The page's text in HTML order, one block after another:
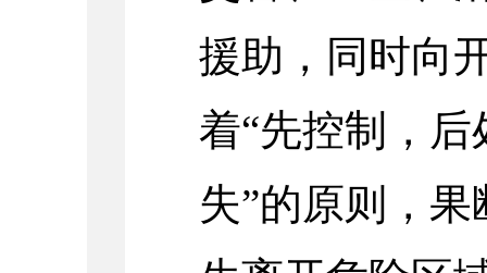
援助，同时向
着“先控制，
失”的原则，